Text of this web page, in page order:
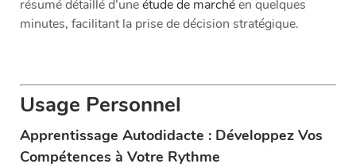
résumé détaillé d’uneétude de marchéen quelques
minutes, facilitant la prise de décision stratégique.
Usage Personnel
Apprentissage Autodidacte : Développez Vos
Compétences à Votre Rythme